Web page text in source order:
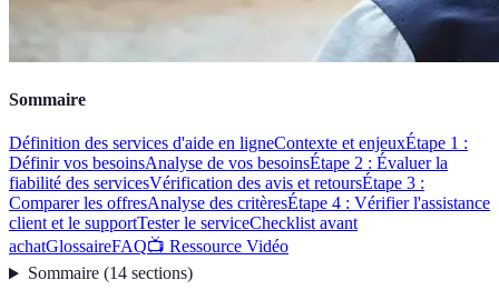
Sommaire
Définition des services d'aide en ligneContexte et enjeuxÉtape 1 :
Définir vos besoinsAnalyse de vos besoinsÉtape 2 : Évaluer la
fiabilité des servicesVérification des avis et retoursÉtape 3 :
Comparer les offresAnalyse des critèresÉtape 4 : Vérifier l'assistance
client et le supportTester le serviceChecklist avant
achatGlossaireFAQ📺 Ressource Vidéo
Sommaire(14 sections)